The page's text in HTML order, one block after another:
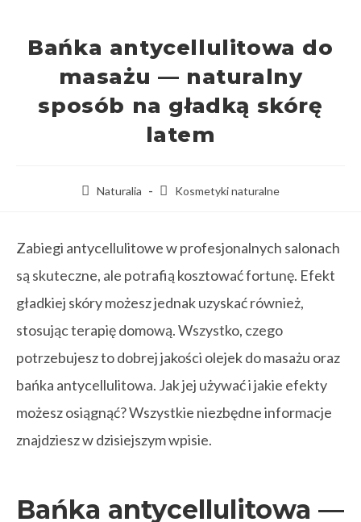
Bańka antycellulitowa do
masażu — naturalny
sposób na gładką skórę
latem
Naturalia Kosmetyki naturalne
Zabiegi antycellulitowe w profesjonalnych salonach
są skuteczne, ale potrafią kosztować fortunę. Efekt
gładkiej skóry możesz jednak uzyskać również,
stosując terapię domową. Wszystko, czego
potrzebujesz to dobrej jakości olejek do masażu oraz
bańka antycellulitowa. Jak jej używać i jakie efekty
możesz osiągnąć? Wszystkie niezbędne informacje
znajdziesz w dzisiejszym wpisie.
Bańka antycellulitowa —